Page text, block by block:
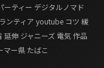
ーティー デジタルノマド
ンティア youtube コツ 緩
延伸 ジャニーズ 電気 作品
マー県 たばこ